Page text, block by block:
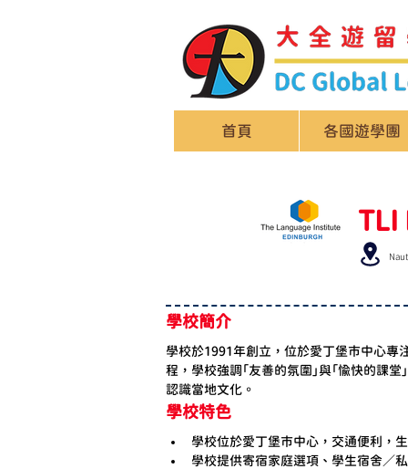
首頁 各國遊學團
TLI
學校簡介
學校於1991年創立，位於愛丁堡市中心專
程，學校強調「友善的氛圍」與「愉快的
認識當地文化。
學校特色
學校位於愛丁堡市中心，交通便利，
學校提供寄宿家庭選項、學生宿舍／